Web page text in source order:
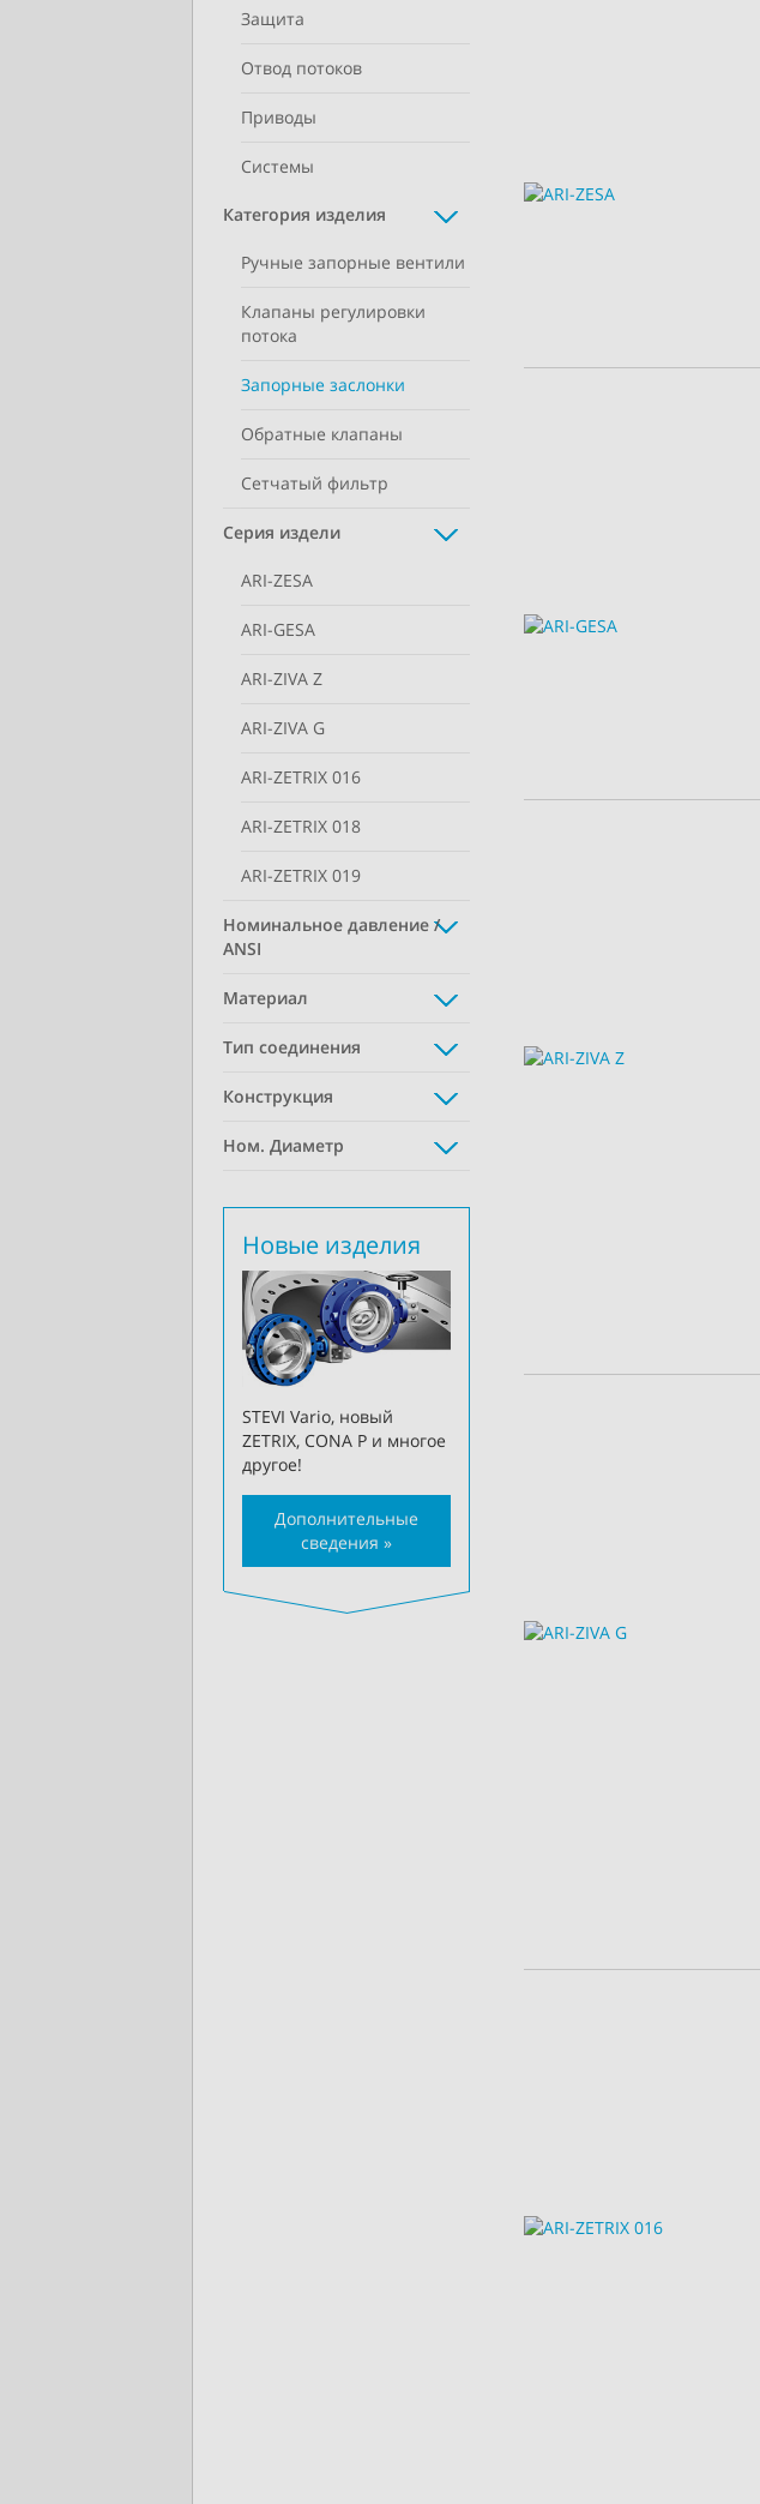
Защита
Отвод потоков
Приводы
Системы
Категория изделия
Ручные запорные вентили
Клапаны регулировки
потока
Запорные заслонки
Обратные клапаны
Сетчатый фильтр
Серия издели
ARI-ZESA
ARI-GESA
ARI-ZIVA Z
ARI-ZIVA G
ARI-ZETRIX 016
ARI-ZETRIX 018
ARI-ZETRIX 019
Номинальное давление /
ANSI
Материал
Тип соединения
Конструкция
Ном. Диаметр
Новые изделия
STEVI Vario, новый
ZETRIX, CONA P и многое
другое!
Дополнительные
сведения »